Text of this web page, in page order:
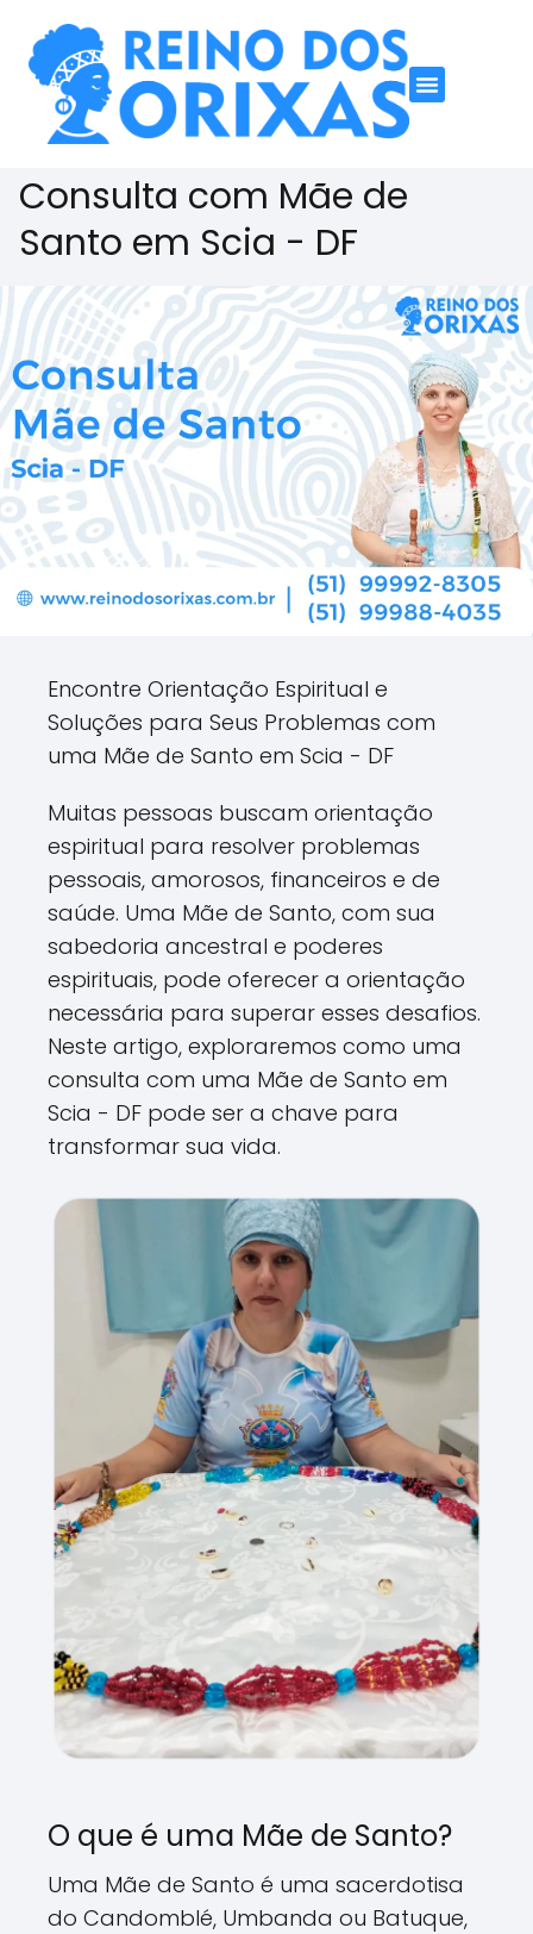
Consulta com Mãe de
Santo em Scia - DF
Encontre Orientação Espiritual e
Soluções para Seus Problemas com
uma Mãe de Santo em Scia - DF
Muitas pessoas buscam orientação
espiritual para resolver problemas
pessoais, amorosos, financeiros e de
saúde. Uma Mãe de Santo, com sua
sabedoria ancestral e poderes
espirituais, pode oferecer a orientação
necessária para superar esses desafios.
Neste artigo, exploraremos como uma
consulta com uma Mãe de Santo em
Scia - DF pode ser a chave para
transformar sua vida.
O que é uma Mãe de Santo?
Uma Mãe de Santo é uma sacerdotisa
do Candomblé, Umbanda ou Batuque,